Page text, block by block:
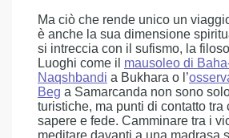
Ma ciò che rende unico un
è anche la sua dimensione
si intreccia con il sufismo, la
Luoghi come il mausoleo di
Naqshbandi a Bukhara o l’
Beg a Samarcanda non sono
turistiche, ma punti di contatto tra
sapere e fede. Camminare tra i
meditare davanti a una madrasa